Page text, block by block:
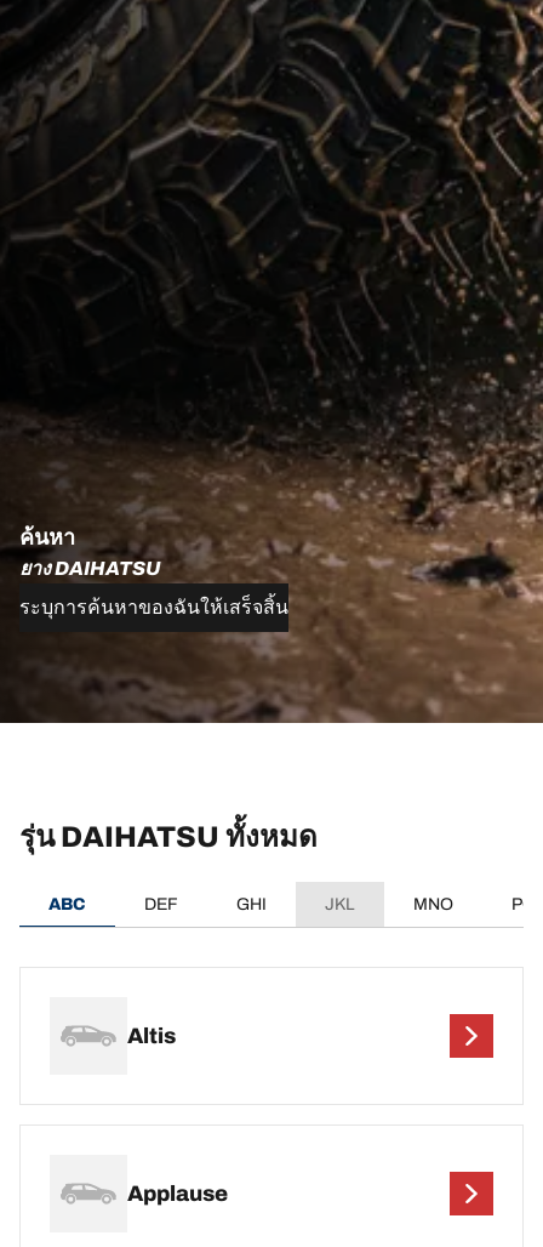
ค้นหา
ยาง DAIHATSU
ระบุการค้นหาของฉันให้เสร็จสิ้น
รุ่น DAIHATSU ทั้งหมด
ABC DEF GHI JKL MNO
Altis
Applause